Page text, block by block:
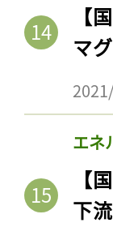
【
マ
エネ
【
下